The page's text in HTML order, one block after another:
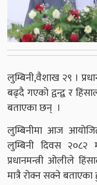
लुम्बिनी,वैशाख २९ ।
बढ्दै गएको द्वन्द्व र
बताएका छन् ।
लुम्बिनीमा आज
लुम्बिनी दिवस २०८२
प्रधानमन्त्री ओलीले
मात्रै रोक्न सक्ने बताएका